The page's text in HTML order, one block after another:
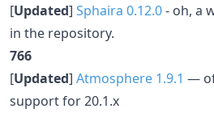
[Updated] Sphaira 0.12.0- oh, a
in the repository.
766
[Updated] Atmosphere 1.9.1 —
support for 20.1.x